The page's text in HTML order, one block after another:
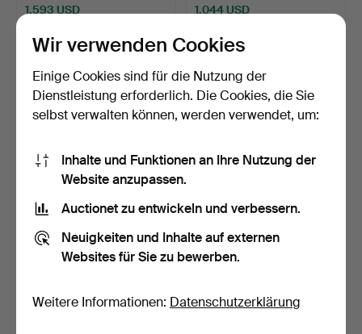
1.593 USD 1.044 USD
Esszimmermöbel im
gustavianischen Stil, zw…
Beendet 6. Mär 2026
6 Gebote
Wir verwenden Cookies
Einige Cookies sind für die Nutzung der
Dienstleistung erforderlich. Die Cookies, die Sie
selbst verwalten können, werden verwendet, um:
Inhalte und Funktionen an Ihre Nutzung der
Website anzupassen.
Auctionet zu entwickeln und verbessern.
Neuigkeiten und Inhalte auf externen
Websites für Sie zu bewerben.
Weitere Informationen: Datenschutzerklärung